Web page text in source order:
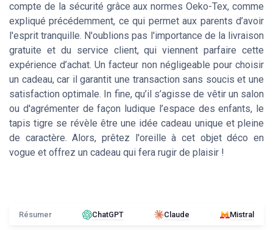
compte de la sécurité grâce aux normes Oeko-Tex, comme
expliqué précédemment, ce qui permet aux parents d’avoir
l'esprit tranquille. N'oublions pas l'importance de la livraison
gratuite et du service client, qui viennent parfaire cette
expérience d’achat. Un facteur non négligeable pour choisir
un cadeau, car il garantit une transaction sans soucis et une
satisfaction optimale. In fine, qu’il s’agisse de vêtir un salon
ou d'agrémenter de façon ludique l’espace des enfants, le
tapis tigre se révèle être une idée cadeau unique et pleine
de caractère. Alors, prêtez l'oreille à cet objet déco en
vogue et offrez un cadeau qui fera rugir de plaisir !
Résumer ChatGPT Claude Mistral